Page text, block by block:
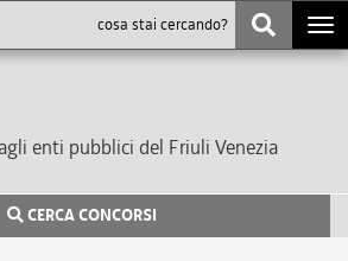
enti pubblici del Friuli Venezia
CERCA CONCORSI